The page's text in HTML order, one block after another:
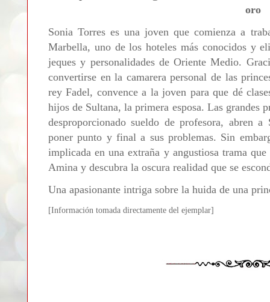
oro
Sonia Torres es una joven que comienza a
Marbella, uno de los hoteles más conocidos y
jeques y personalidades de Oriente Medio.
convertirse en la camarera personal de las
rey Fadel, convence a la joven para que dé
hijos de Sultana, la primera esposa. Las grandes
desproporcionado sueldo de profesora, abren
poner punto y final a sus problemas. Sin
implicada en una extraña y angustiosa trama
Amina y descubra la oscura realidad que se
Una apasionante intriga sobre la huida de una
[Información tomada directamente del ejemplar]